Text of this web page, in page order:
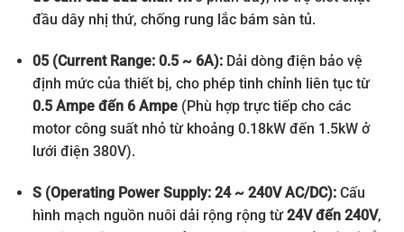
đầu dây nhị thứ, chống rung lắc bám sàn tủ.
05 (Current Range: 0.5 ~ 6A):Dải dòng điện bảo vệ
định mức của thiết bị, cho phép tinh chỉnh liên tục từ
0.5 Ampe đến 6 Ampe (Phù hợp trực tiếp cho các
motor công suất nhỏ từ khoảng 0.18kW đến 1.5kW ở
lưới điện 380V).
S (Operating Power Supply: 24 ~ 240V AC/DC):Cấu
hình mạch nguồn nuôi dải rộng rộng từ24V đến 240V,